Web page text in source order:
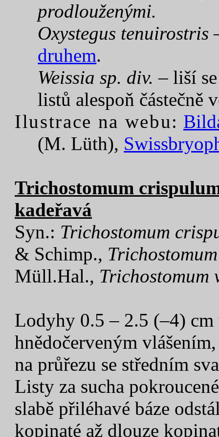
prodlouženými.
Oxystegus tenuirostris
druhem.
Weissia sp. div. – liší
listů alespoň částečně
Ilustrace na webu:
(M. Lüth),
Trichostomum
kadeřavá
Syn.: Trichostomum
& Schimp.,
Müll.Hal., Trichostomum
Lodyhy 0.5 – 2.5 (–4)
hnědočerveným
na průřezu se středním
Listy za sucha
slabě přiléhavé báze
kopinaté až dlouze